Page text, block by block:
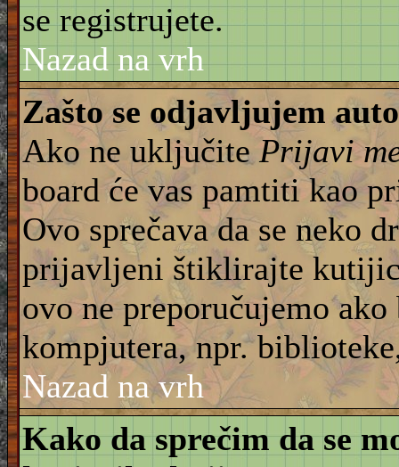
se registrujete.
Nazad na vrh
Zašto se odjavljujem
Ako ne uključitePrijavi
board će vas pamtiti kao
Ovo sprečava da se neko
prijavljeni štiklirajte
ovo ne preporučujemo
kompjutera, npr.
Nazad na vrh
Kako da sprečim da se